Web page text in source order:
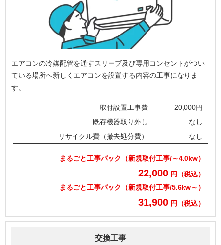
エアコンの冷媒配管を通すスリーブ及び専用コンセントがつい
ている場所へ新しくエアコンを設置する内容の工事になりま
す。
取付設置工事費
20,000円
既存機器取り外し
なし
リサイクル費（撤去処分費）
なし
まるごと工事パック（新規取付工事/～4.0kw）
22,000 円（税込）
まるごと工事パック（新規取付工事/5.6kw～）
31,900 円（税込）
交換工事